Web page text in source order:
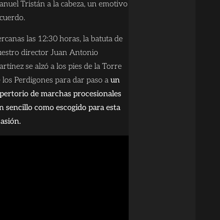
Tristán a la cabeza, un emotivo
las 12:30 horas, la batuta de
director Juan Antonio
se alzó a los pies de la Torre
los Perdigones para dar paso a un
de marchas procesionales
sencillo como escogido para esta